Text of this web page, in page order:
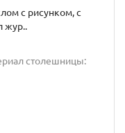
с рисунком, с
жур..
столешницы: